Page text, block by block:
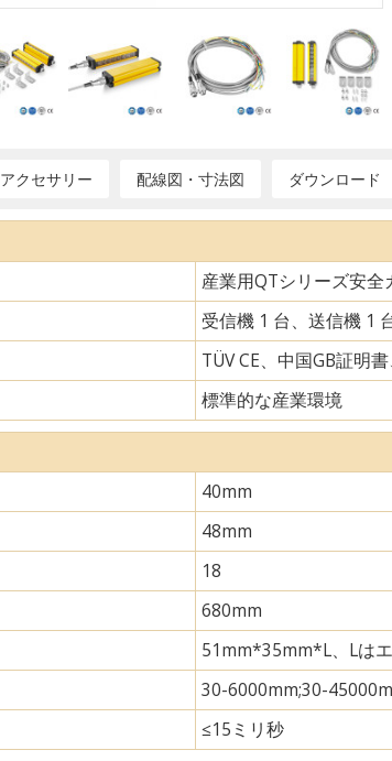
アクセサリー 配線図・寸法図 ダウンロード
産業用QTシリーズ安全
受信機 1 台、送信機 1
TÜV CE、中国GB証明
標準的な産業環境
40mm
48mm
18
680mm
51mm*35mm*L、Lは
30-6000mm;30-
≤15ミリ秒